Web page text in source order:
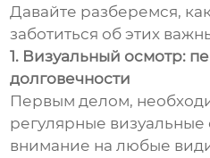
Давайте разберемся,
заботиться об этих
1. Визуальный осмотр:
долговечности
Первым делом,
регулярные
внимание на любые